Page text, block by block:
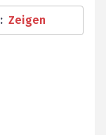
: Zeigen